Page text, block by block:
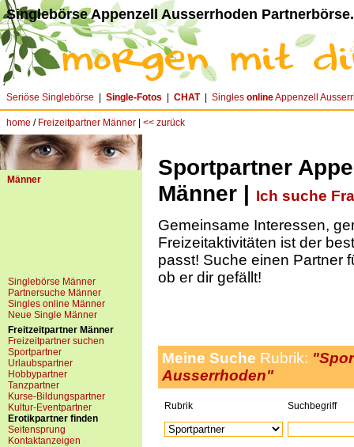
Singlebörse Appenzell Ausserrhoden
Seriöse Singlebörse Single-Fotos CHAT| Singles onlineAppenzell
home / Freizeitpartner Männer << zurück
Männer
Singlebörse Männer
Partnersuche Männer
Singles online Männer
Neue Single Männer
Freitzeitpartner Männer
Freizeitpartner suchen
Sportpartner
Urlaubspartner
Hobbypartner
Tanzpartner
Kurse-Bildungspartner
Kultur-Eventpartner
Erotikpartner finden
Seitensprung
Kontaktanzeigen
Sportpartner
Männer | Ich suche
Gemeinsame Interessen,
Freizeitaktivitäten ist der
passt! Suche einen Partner
ob er dir gefällt!
Meine Suche Rubrik:
Ausserrhoden"
Rubrik Suchbegriff